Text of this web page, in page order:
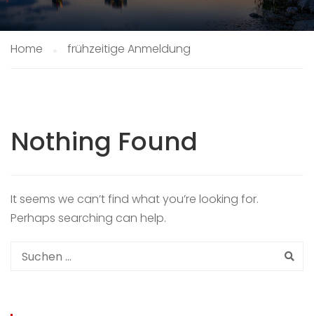
Home frühzeitige Anmeldung
Nothing Found
It seems we can’t find what you’re looking for.
Perhaps searching can help.